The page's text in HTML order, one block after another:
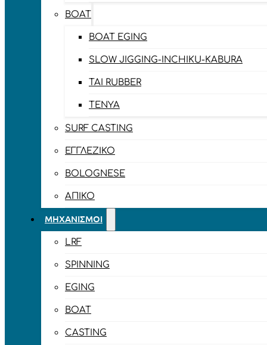
BOAT
BOAT EGING
SLOW JIGGING-INCHIKU-KABURA
TAI RUBBER
TENYA
SURF CASTING
ΕΓΓΛΈΖΙΚΟ
BOLOGNESE
ΑΠΊΚΟ
ΜΗΧΑΝΙΣΜΟΊ
LRF
SPINNING
EGING
BOAT
CASTING